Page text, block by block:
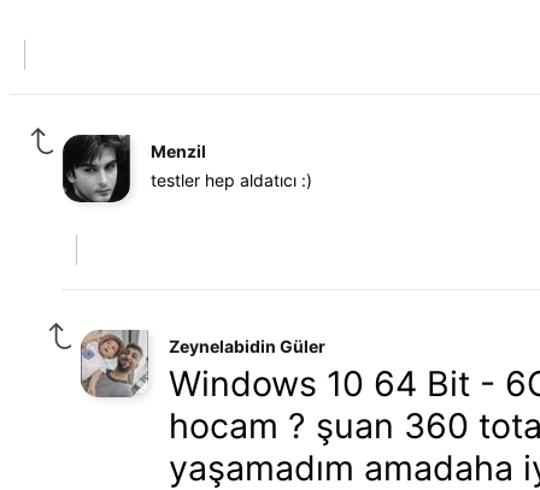
Menzil
testler hep aldatıcı :)
Zeynelabidin Güler
Windows 10 64 Bit -
hocam ? şuan 360
yaşamadım amadaha